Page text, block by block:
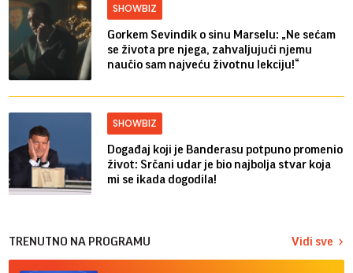
SHOWBIZ
Gorkem Sevindik o sinu Marselu: „Ne sećam
se života pre njega, zahvaljujući njemu
naučio sam najveću životnu lekciju!“
SHOWBIZ
Događaj koji je Banderasu potpuno promenio
život: Srčani udar je bio najbolja stvar koja
mi se ikada dogodila!
TRENUTNO NA PROGRAMU Vidi sve